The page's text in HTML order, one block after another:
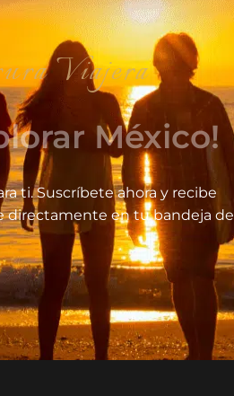
México!
ti. Suscríbete ahora y recibe
directamente en tu bandeja de